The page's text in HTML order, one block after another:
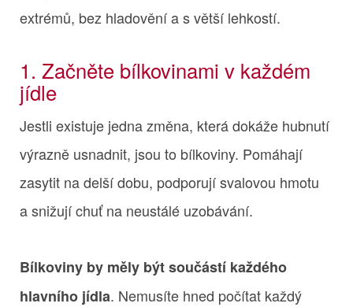
extrémů, bez hladovění a s větší lehkostí.
1. Začněte bílkovinami v každém
jídle
Jestli existuje jedna změna, která dokáže hubnutí
výrazně usnadnit, jsou to bílkoviny. Pomáhají
zasytit na delší dobu, podporují svalovou hmotu
a snižují chuť na neustálé uzobávání.
Bílkoviny by měly být součástí každého
hlavního jídla. Nemusíte hned počítat každý